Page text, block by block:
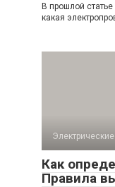
В прошлой
какая
Электрические
Как
Правила